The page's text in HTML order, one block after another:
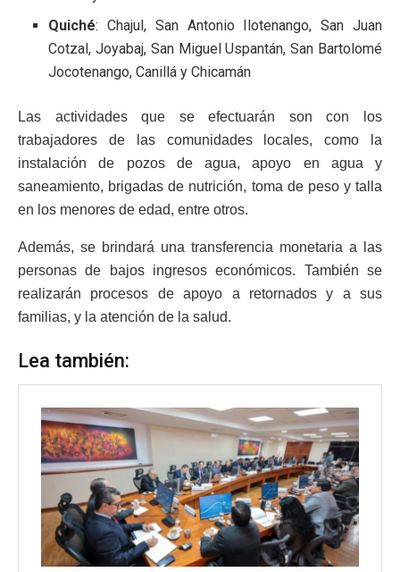
Quiché: Chajul, San Antonio Ilotenango, San Juan
Cotzal, Joyabaj, San Miguel Uspantán, San Bartolomé
Jocotenango, Canillá y Chicamán
Las actividades que se efectuarán son con los
trabajadores de las comunidades locales, como la
instalación de pozos de agua, apoyo en agua y
saneamiento, brigadas de nutrición, toma de peso y talla
en los menores de edad, entre otros.
Además, se brindará una transferencia monetaria a las
personas de bajos ingresos económicos. También se
realizarán procesos de apoyo a retornados y a sus
familias, y la atención de la salud.
Lea también: